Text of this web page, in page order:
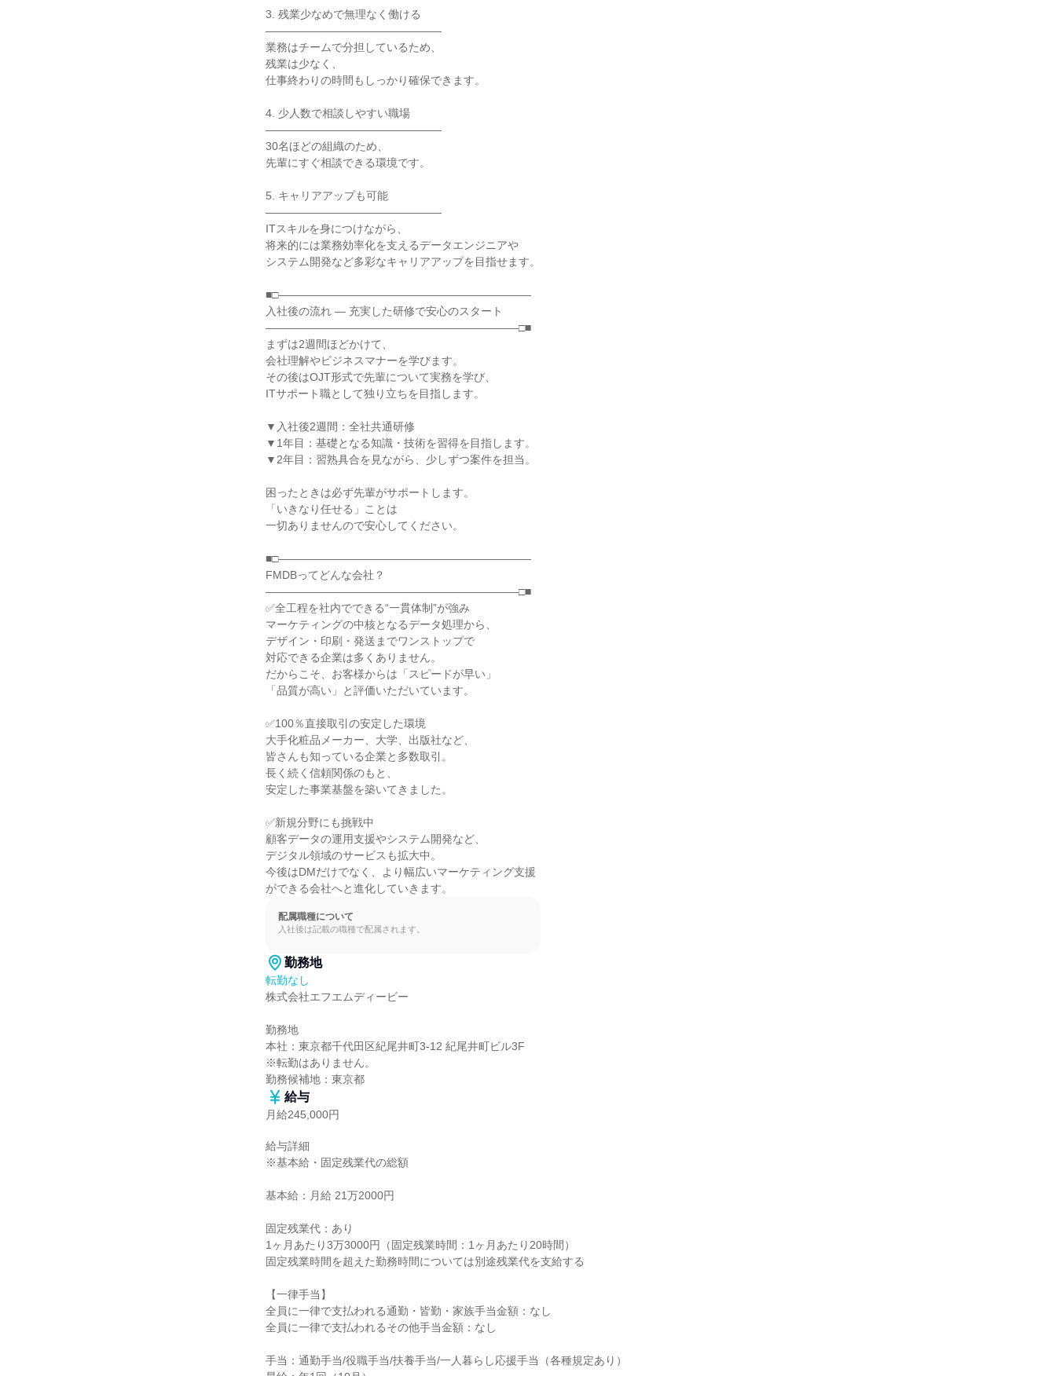
3. 残業少なめで無理なく働ける
――――――――――――――――
業務はチームで分担しているため、
残業は少なく、
仕事終わりの時間もしっかり確保できます。
4. 少人数で相談しやすい職場
――――――――――――――――
30名ほどの組織のため、
先輩にすぐ相談できる環境です。
5. キャリアアップも可能
――――――――――――――――
ITスキルを身につけながら、
将来的には業務効率化を支えるデータエンジニアや
システム開発など多彩なキャリアアップを目指せます。
■□―――――――――――――――――――――――
入社後の流れ ― 充実した研修で安心のスタート
―――――――――――――――――――――――□■
まずは2週間ほどかけて、
会社理解やビジネスマナーを学びます。
その後はOJT形式で先輩について実務を学び、
ITサポート職として独り立ちを目指します。
▼入社後2週間：全社共通研修
▼1年目：基礎となる知識・技術を習得を目指します。
▼2年目：習熟具合を見ながら、少しずつ案件を担当。
困ったときは必ず先輩がサポートします。
「いきなり任せる」ことは
一切ありませんので安心してください。
■□―――――――――――――――――――――――
FMDBってどんな会社？
―――――――――――――――――――――――□■
✅全工程を社内でできる“一貫体制”が強み
マーケティングの中核となるデータ処理から、
デザイン・印刷・発送までワンストップで
対応できる企業は多くありません。
だからこそ、お客様からは「スピードが早い」
「品質が高い」と評価いただいています。
✅100％直接取引の安定した環境
大手化粧品メーカー、大学、出版社など、
皆さんも知っている企業と多数取引。
長く続く信頼関係のもと、
安定した事業基盤を築いてきました。
✅新規分野にも挑戦中
顧客データの運用支援やシステム開発など、
デジタル領域のサービスも拡大中。
今後はDMだけでなく、より幅広いマーケティング支援
ができる会社へと進化していきます。
配属職種について
入社後は記載の職種で配属されます。
勤務地
転勤なし
株式会社エフエムディービー
勤務地
本社：東京都千代田区紀尾井町3-12 紀尾井町ビル3F
※転勤はありません。
勤務候補地：東京都
給与
月給245,000円
給与詳細
※基本給・固定残業代の総額
基本給：月給 21万2000円
固定残業代：あり
1ヶ月あたり3万3000円（固定残業時間：1ヶ月あたり20時間）
固定残業時間を超えた勤務時間については別途残業代を支給する
【一律手当】
全員に一律で支払われる通勤・皆勤・家族手当金額：なし
全員に一律で支払われるその他手当金額：なし
手当：通勤手当/役職手当/扶養手当/一人暮らし応援手当（各種規定あり）